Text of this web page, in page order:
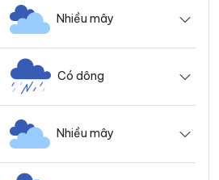
Nhiều mây
Có dông
Nhiều mây